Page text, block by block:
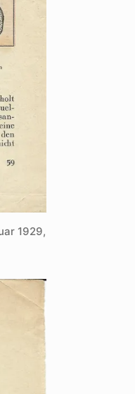
1929,